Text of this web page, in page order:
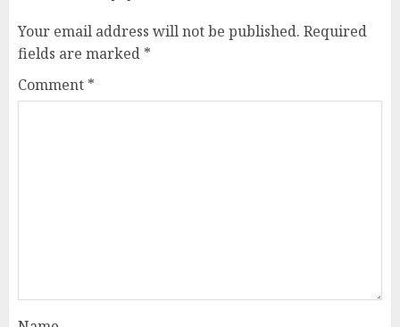
Your email address will not be published. Required
fields are marked *
Comment *